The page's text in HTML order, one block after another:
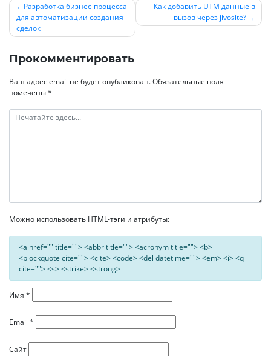
Навигация
по
записям
Разработка бизнес-процесса
для автоматизации создания
сделок
Как добавить UTM данные в
вызов через jivosite?
Прокомментировать
Ваш адрес email не будет опубликован.Обязательные поля
помечены*
Можно использовать HTML-тэги и атрибуты:
<a href="" title=""> <abbr title=""> <acronym title=""> <b>
<blockquote cite=""> <cite> <code> <del datetime=""> <em> <i> <q
cite=""> <s> <strike> <strong>
Имя *
Email *
Сайт